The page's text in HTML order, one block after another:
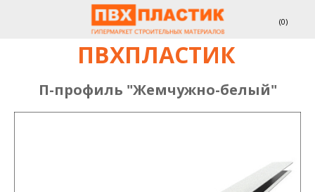
(0)
ПВХПЛАСТИК
П-профиль "Жемчужно-белый"